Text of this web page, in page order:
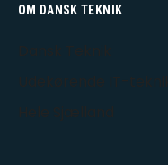
OM DANSK TEKNIK